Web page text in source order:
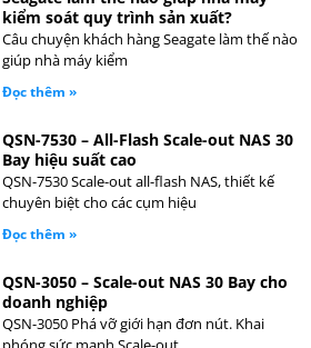
kiểm soát quy trình sản xuất?
Câu chuyện khách hàng Seagate làm thế nào
giúp nhà máy kiểm
Đọc thêm »
QSN-7530 – All-Flash Scale-out NAS 30
Bay hiệu suất cao
QSN-7530 Scale-out all-flash NAS, thiết kế
chuyên biệt cho các cụm hiệu
Đọc thêm »
QSN-3050 – Scale-out NAS 30 Bay cho
doanh nghiệp
QSN-3050 Phá vỡ giới hạn đơn nút. Khai